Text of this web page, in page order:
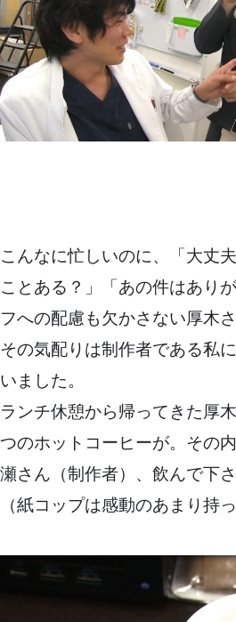
こんなに忙しいのに、「大丈
ことある？」「あの件はあり
フへの配慮も欠かさない厚木さ
その気配りは制作者である私
いました。
ランチ休憩から帰ってきた厚
つのホットコーヒーが。その
瀬さん（制作者）、飲んで下
（紙コップは感動のあまり持